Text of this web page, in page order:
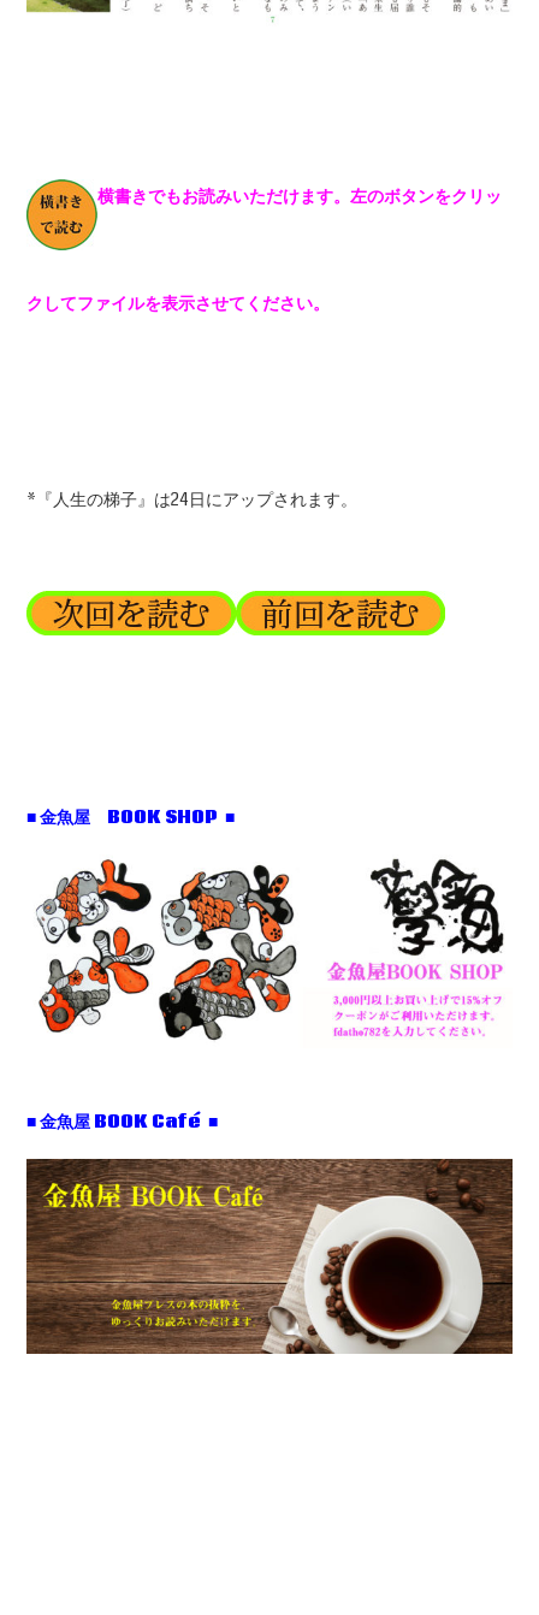
横書きでもお読みいただけます。左のボタンをクリッ
クしてファイルを表示させてください。
*『人生の梯子』は24日にアップされます。
■ 金魚屋 BOOK SHOP ■
■ 金魚屋 BOOK Café ■